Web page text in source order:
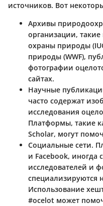
источников. Вот
Архивы
организации,
охраны природы
природы (WWF),
фотографии
сайтах.
Научные
часто содержат
исследования
Платформы, такие
Scholar, могут
Социальные сети.
и Facebook, иногда
исследователей и
специализируются
Использование
#ocelot может